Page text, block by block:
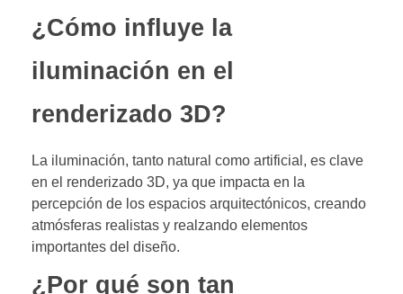
¿Cómo influye la
iluminación en el
renderizado 3D?
La iluminación, tanto natural como artificial, es clave
en el renderizado 3D, ya que impacta en la
percepción de los espacios arquitectónicos, creando
atmósferas realistas y realzando elementos
importantes del diseño.
¿Por qué son tan